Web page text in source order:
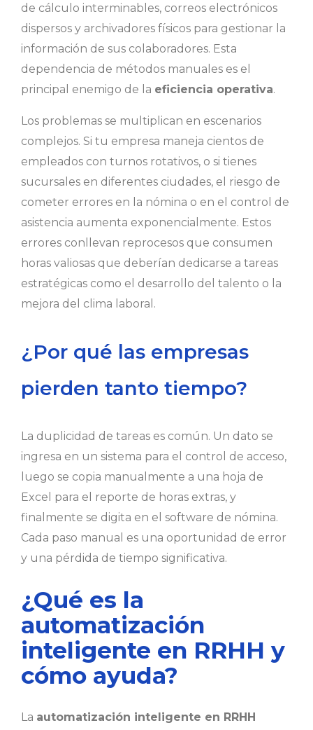
de cálculo interminables, correos electrónicos
dispersos y archivadores físicos para gestionar la
información de sus colaboradores. Esta
dependencia de métodos manuales es el
principal enemigo de la eficiencia operativa.
Los problemas se multiplican en escenarios
complejos. Si tu empresa maneja cientos de
empleados con turnos rotativos, o si tienes
sucursales en diferentes ciudades, el riesgo de
cometer errores en la nómina o en el control de
asistencia aumenta exponencialmente. Estos
errores conllevan reprocesos que consumen
horas valiosas que deberían dedicarse a tareas
estratégicas como el desarrollo del talento o la
mejora del clima laboral.
¿Por qué las empresas
pierden tanto tiempo?
La duplicidad de tareas es común. Un dato se
ingresa en un sistema para el control de acceso,
luego se copia manualmente a una hoja de
Excel para el reporte de horas extras, y
finalmente se digita en el software de nómina.
Cada paso manual es una oportunidad de error
y una pérdida de tiempo significativa.
¿Qué es la
automatización
inteligente en RRHH y
cómo ayuda?
La automatización inteligente en RRHH